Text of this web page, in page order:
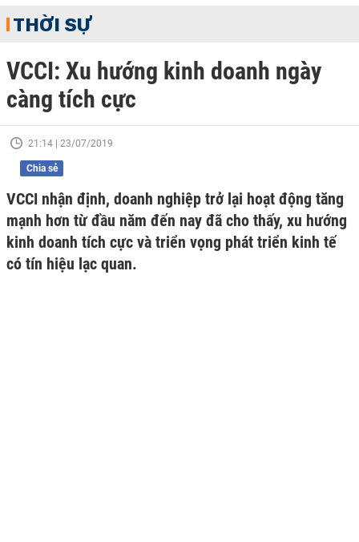
THỜI SỰ
VCCI: Xu hướng kinh doanh ngày
càng tích cực
21:14 | 23/07/2019
Chia sẻ
VCCI nhận định, doanh nghiệp trở lại hoạt động tăng
mạnh hơn từ đầu năm đến nay đã cho thấy, xu hướng
kinh doanh tích cực và triển vọng phát triển kinh tế
có tín hiệu lạc quan.